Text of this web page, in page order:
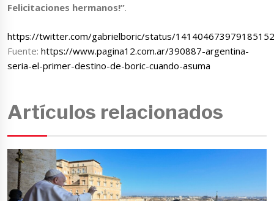
Felicitaciones hermanos!”.
https://twitter.com/gabrielboric/status/
Fuente:https://www.pagina12.com.ar/390887-argentina-
seria-el-primer-destino-de-boric-cuando-asuma
Artículos relacionados